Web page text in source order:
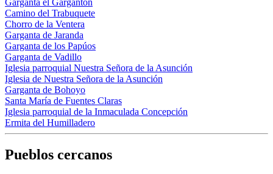
Garganta el Gargantón
Camino del Trabuquete
Chorro de la Ventera
Garganta de Jaranda
Garganta de los Papúos
Garganta de Vadillo
Iglesia parroquial Nuestra Señora de la Asunción
Iglesia de Nuestra Señora de la Asunción
Garganta de Bohoyo
Santa María de Fuentes Claras
Iglesia parroquial de la Inmaculada Concepción
Ermita del Humilladero
Pueblos cercanos